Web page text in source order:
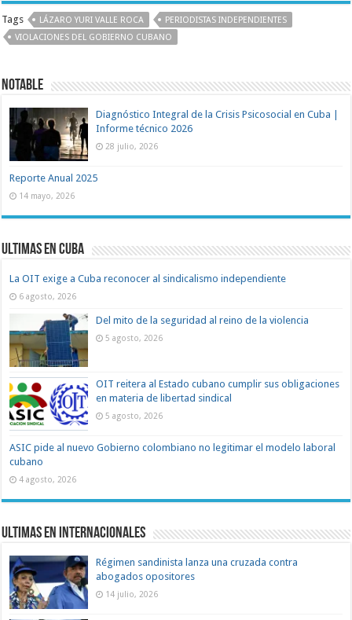
Tags LÁZARO YURI VALLE ROCA
PERIODISTAS INDEPENDIENTES
VIOLACIONES DEL GOBIERNO CUBANO
Notable
Diagnóstico Integral de la Crisis Psicosocial en Cuba |
Informe técnico 2026
28 julio, 2026
Reporte Anual 2025
14 mayo, 2026
Ultimas en Cuba
La OIT exige a Cuba reconocer al sindicalismo independiente
6 agosto, 2026
Del mito de la seguridad al reino de la violencia
5 agosto, 2026
OIT reitera al Estado cubano cumplir sus obligaciones
en materia de libertad sindical
5 agosto, 2026
ASIC pide al nuevo Gobierno colombiano no legitimar el modelo laboral
cubano
4 agosto, 2026
Ultimas en Internacionales
Régimen sandinista lanza una cruzada contra
abogados opositores
14 julio, 2026